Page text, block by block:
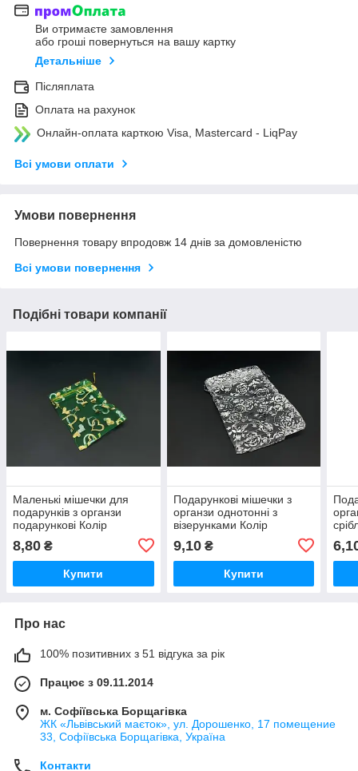
Ви отримаєте замовлення
або гроші повернуться на вашу картку
Детальніше
Післяплата
Оплата на рахунок
Онлайн-оплата карткою Visa, Mastercard - LiqPay
Всі умови оплати
Умови повернення
Повернення товару впродовж 14 днів за домовленістю
Всі умови повернення
Подібні товари компанії
Маленькі мішечки для
подарунків з органзи
подарункові Колір
Маленькі мішечки для
подарунків з органзи
8,80 ₴
Купити
Подарункові мішечки з
органзи однотонні з
візерунками Колір
Подарункові мішечки з
органзи однотонні з
9,10₴
Купити
Про нас
100% позитивних з 51 відгука за рік
Працює з 09.11.2014
м. Софіївська Борщагівка
ЖК «Львівський маєток», ул. Дорошенко, 17 помещение
33, Софіївська Борщагівка, Україна
Контакти